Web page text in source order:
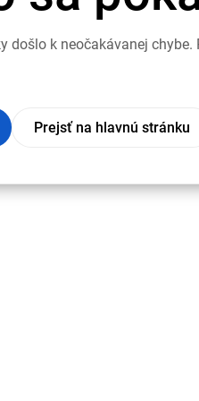
došlo k neočakávanej chybe.
Prejsť na hlavnú stránku